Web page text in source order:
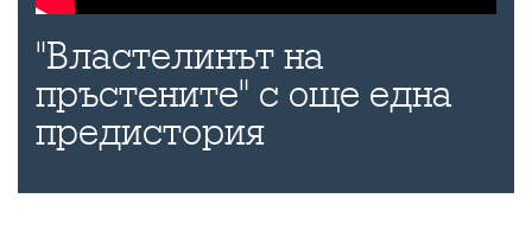
"Властелинът на
пръстените" с още една
предистория